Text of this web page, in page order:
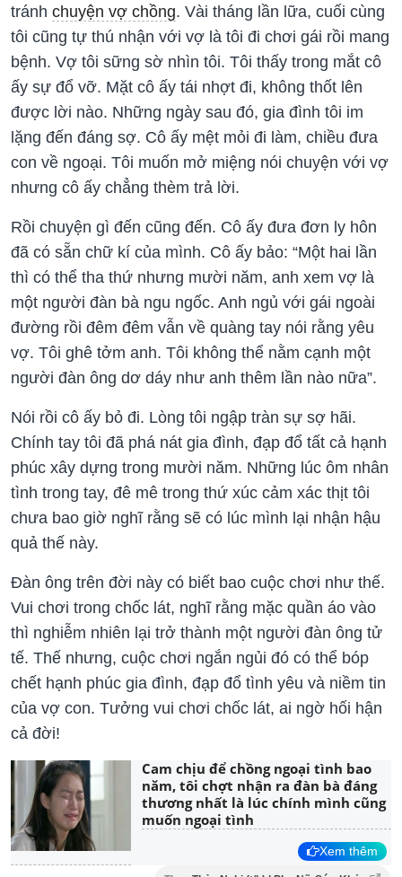
tránh chuyện vợ chồng. Vài tháng lần lữa, cuối cùng
tôi cũng tự thú nhận với vợ là tôi đi chơi gái rồi mang
bệnh. Vợ tôi sững sờ nhìn tôi. Tôi thấy trong mắt cô
ấy sự đổ vỡ. Mặt cô ấy tái nhợt đi, không thốt lên
được lời nào. Những ngày sau đó, gia đình tôi im
lặng đến đáng sợ. Cô ấy mệt mỏi đi làm, chiều đưa
con về ngoại. Tôi muốn mở miệng nói chuyện với vợ
nhưng cô ấy chẳng thèm trả lời.
Rồi chuyện gì đến cũng đến. Cô ấy đưa đơn ly hôn
đã có sẵn chữ kí của mình. Cô ấy bảo: “Một hai lần
thì có thể tha thứ nhưng mười năm, anh xem vợ là
một người đàn bà ngu ngốc. Anh ngủ với gái ngoài
đường rồi đêm đêm vẫn về quàng tay nói rằng yêu
vợ. Tôi ghê tởm anh. Tôi không thể nằm cạnh một
người đàn ông dơ dáy như anh thêm lần nào nữa”.
Nói rồi cô ấy bỏ đi. Lòng tôi ngập tràn sự sợ hãi.
Chính tay tôi đã phá nát gia đình, đạp đổ tất cả hạnh
phúc xây dựng trong mười năm. Những lúc ôm nhân
tình trong tay, đê mê trong thứ xúc cảm xác thịt tôi
chưa bao giờ nghĩ rằng sẽ có lúc mình lại nhận hậu
quả thế này.
Đàn ông trên đời này có biết bao cuộc chơi như thế.
Vui chơi trong chốc lát, nghĩ rằng mặc quần áo vào
thì nghiễm nhiên lại trở thành một người đàn ông tử
tế. Thế nhưng, cuộc chơi ngắn ngủi đó có thể bóp
chết hạnh phúc gia đình, đạp đổ tình yêu và niềm tin
của vợ con. Tưởng vui chơi chốc lát, ai ngờ hối hận
cả đời!
Cam chịu để chồng ngoại tình bao
năm, tôi chợt nhận ra đàn bà đáng
thương nhất là lúc chính mình cũng
muốn ngoại tình
Xem thêm